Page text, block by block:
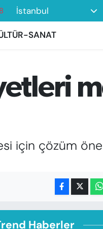
İstanbul
SANAT
için çözüm
Haberler